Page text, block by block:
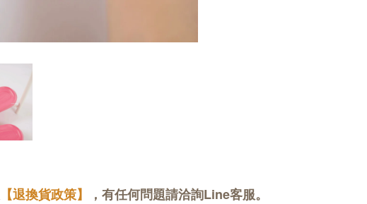
【退換貨政策】 ，有任何問題請洽詢Line客服。